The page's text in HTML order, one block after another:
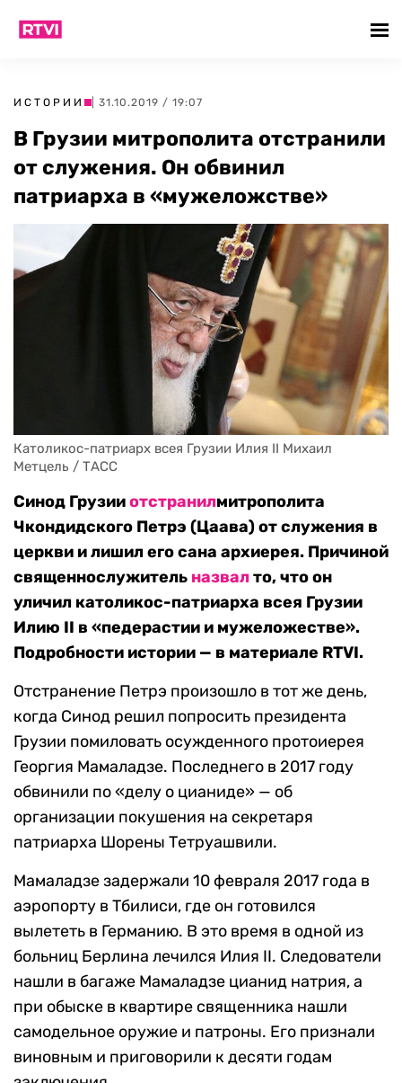
ИСТОРИИ | 31.10.2019 / 19:07
В Грузии митрополита отстранили
от служения. Он обвинил
патриарха в «мужеложстве»
Католикос-патриарх всея Грузии Илия II Михаил
Метцель / ТАСС
Синод Грузииотстранилмитрополита
Чкондидского Петрэ (Цаава) от служения в
церкви и лишил его сана архиерея. Причиной
священнослужитель назвалто, что он
уличил католикос-патриарха всея Грузии
Илию II в «педерастии и мужеложестве».
Подробности истории — в материале RTVI.
Отстранение Петрэ произошло в тот же день,
когда Синод решил попросить президента
Грузии помиловать осужденного протоиерея
Георгия Мамаладзе. Последнего в 2017 году
обвинили по «делу о цианиде» — об
организации покушения на секретаря
патриарха Шорены Тетруашвили.
Мамаладзе задержали 10 февраля 2017 года в
аэропорту в Тбилиси, где он готовился
вылететь в Германию. В это время в одной из
больниц Берлина лечился Илия II. Следователи
нашли в багаже Мамаладзе цианид натрия, а
при обыске в квартире священника нашли
самодельное оружие и патроны. Его признали
виновным и приговорили к десяти годам